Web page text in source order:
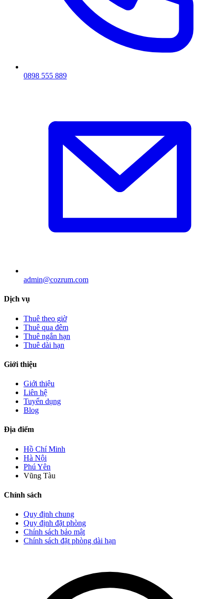
0898 555 889
admin@cozrum.com
Dịch vụ
Thuê theo giờ
Thuê qua đêm
Thuê ngắn hạn
Thuê dài hạn
Giới thiệu
Giới thiệu
Liên hệ
Tuyển dụng
Blog
Địa điểm
Hồ Chí Minh
Hà Nội
Phú Yên
Vũng Tàu
Chính sách
Quy định chung
Quy định đặt phòng
Chính sách bảo mật
Chính sách đặt phòng dài hạn